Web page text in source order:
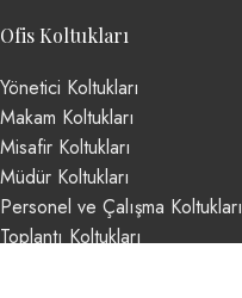
Ofis Koltukları
Yönetici Koltukları
Makam Koltukları
Misafir Koltukları
Müdür Koltukları
Personel ve Çalışma Koltukları
Toplantı Koltukları